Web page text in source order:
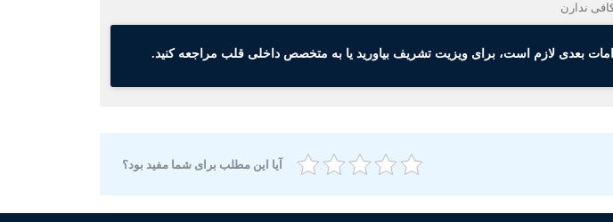
ندارن
بعدی لازم است، برای ویزیت تشریف بیاورید یا به متخصص داخلی قلب مراجعه کنید.
آیا این مطلب برای شما مفید بود؟